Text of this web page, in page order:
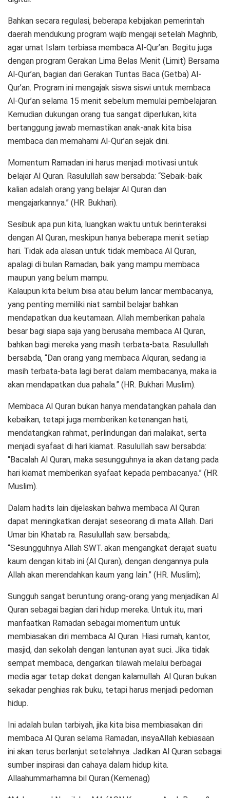
Bahkan secara regulasi, beberapa kebijakan pemerintah
daerah mendukung program wajib mengaji setelah Maghrib,
agar umat Islam terbiasa membaca Al-Qur’an. Begitu juga
dengan program Gerakan Lima Belas Menit (Limit) Bersama
Al-Qur’an, bagian dari Gerakan Tuntas Baca (Getba) Al-
Qur’an. Program ini mengajak siswa siswi untuk membaca
Al-Qur’an selama 15 menit sebelum memulai pembelajaran.
Kemudian dukungan orang tua sangat diperlukan, kita
bertanggung jawab memastikan anak-anak kita bisa
membaca dan memahami Al-Qur’an sejak dini.
Momentum Ramadan ini harus menjadi motivasi untuk
belajar Al Quran. Rasulullah saw bersabda: “Sebaik-baik
kalian adalah orang yang belajar Al Quran dan
mengajarkannya.” (HR. Bukhari).
Sesibuk apa pun kita, luangkan waktu untuk berinteraksi
dengan Al Quran, meskipun hanya beberapa menit setiap
hari. Tidak ada alasan untuk tidak membaca Al Quran,
apalagi di bulan Ramadan, baik yang mampu membaca
maupun yang belum mampu.
Kalaupun kita belum bisa atau belum lancar membacanya,
yang penting memiliki niat sambil belajar bahkan
mendapatkan dua keutamaan. Allah memberikan pahala
besar bagi siapa saja yang berusaha membaca Al Quran,
bahkan bagi mereka yang masih terbata-bata. Rasulullah
bersabda, “Dan orang yang membaca Alquran, sedang ia
masih terbata-bata lagi berat dalam membacanya, maka ia
akan mendapatkan dua pahala.” (HR. Bukhari Muslim).
Membaca Al Quran bukan hanya mendatangkan pahala dan
kebaikan, tetapi juga memberikan ketenangan hati,
mendatangkan rahmat, perlindungan dari malaikat, serta
menjadi syafaat di hari kiamat. Rasulullah saw bersabda:
“Bacalah Al Quran, maka sesungguhnya ia akan datang pada
hari kiamat memberikan syafaat kepada pembacanya.” (HR.
Muslim).
Dalam hadits lain dijelaskan bahwa membaca Al Quran
dapat meningkatkan derajat seseorang di mata Allah. Dari
Umar bin Khatab ra. Rasulullah saw. bersabda,:
“Sesungguhnya Allah SWT. akan mengangkat derajat suatu
kaum dengan kitab ini (Al Quran), dengan dengannya pula
Allah akan merendahkan kaum yang lain.” (HR. Muslim);
Sungguh sangat beruntung orang-orang yang menjadikan Al
Quran sebagai bagian dari hidup mereka. Untuk itu, mari
manfaatkan Ramadan sebagai momentum untuk
membiasakan diri membaca Al Quran. Hiasi rumah, kantor,
masjid, dan sekolah dengan lantunan ayat suci. Jika tidak
sempat membaca, dengarkan tilawah melalui berbagai
media agar tetap dekat dengan kalamullah. Al Quran bukan
sekadar penghias rak buku, tetapi harus menjadi pedoman
hidup.
Ini adalah bulan tarbiyah, jika kita bisa membiasakan diri
membaca Al Quran selama Ramadan, insyaAllah kebiasaan
ini akan terus berlanjut setelahnya. Jadikan Al Quran sebagai
sumber inspirasi dan cahaya dalam hidup kita.
Allaahummarhamna bil Quran.(Kemenag)